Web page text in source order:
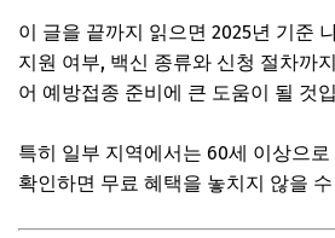
이 글을 끝까지 읽으면 2025년 기준
지원 여부, 백신 종류와 신청 절차까
어 예방접종 준비에 큰 도움이 될 것
특히 일부 지역에서는 60세 이상으
확인하면 무료 혜택을 놓치지 않을